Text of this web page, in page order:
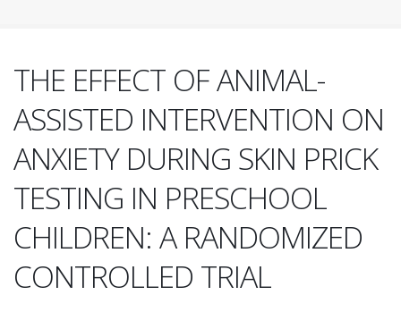
THE EFFECT OF ANIMAL-
ASSISTED INTERVENTION ON
ANXIETY DURING SKIN PRICK
TESTING IN PRESCHOOL
CHILDREN: A RANDOMIZED
CONTROLLED TRIAL